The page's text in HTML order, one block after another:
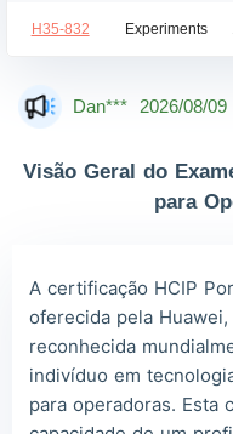
H35-832 Experiments
Dan*** 2026/08/09
2026/08/09
Lia*** 2026/08/09
Wil*** 2026/08/09
Luc*** 2026/08/09
Mas*** 2026/08/09
Visão Geral do
para
A certificação HCIP
oferecida pela
reconhecida
indivíduo em
para operadoras. Esta